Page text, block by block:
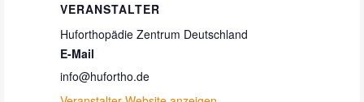
VERANSTALTER
Huforthopädie Zentrum Deutschland
E-Mail
info@hufortho.de